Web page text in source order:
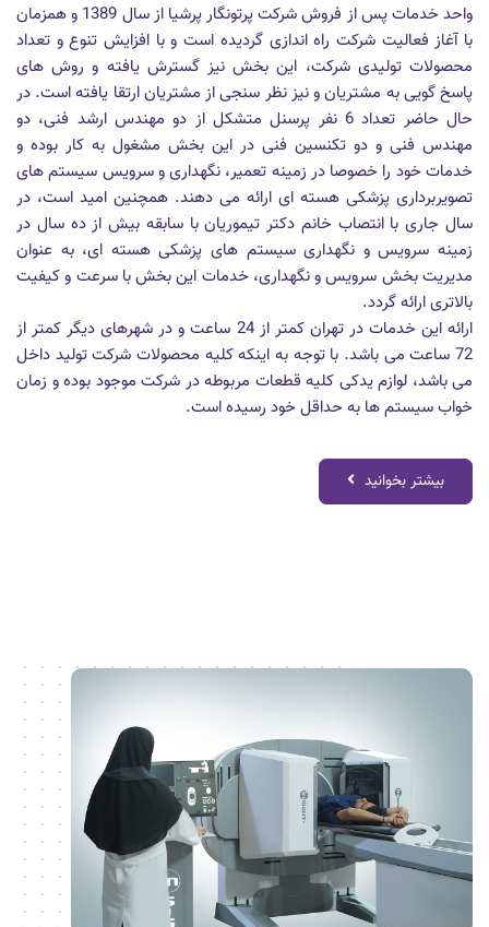
واحد خدمات پس از فروش شرکت پرتونگار پرشیا از سال 1389 و همزمان
با آغاز فعالیت شرکت راه اندازی گردیده است و با افزایش تنوع و تعداد
محصولات تولیدی شرکت، این بخش نیز گسترش یافته و روش های
پاسخ گویی به مشتریان و نیز نظر سنجی از مشتریان ارتقا یافته است. در
حال حاضر تعداد 6 نفر پرسنل متشکل از دو مهندس ارشد فنی، دو
مهندس فنی و دو تکنسین فنی در این بخش مشغول به کار بوده و
خدمات خود را خصوصا در زمینه تعمیر، نگهداری و سرویس سیستم های
تصویربرداری پزشکی هسته ای ارائه می دهند. همچنین امید است، در
سال جاری با انتصاب خانم دکتر تیموریان با سابقه بیش از ده سال در
زمینه سرویس و نگهداری سیستم های پزشکی هسته ای، به عنوان
مدیریت بخش سرویس و نگهداری، خدمات این بخش با سرعت و کیفیت
بالاتری ارائه گردد.
ارائه این خدمات در تهران کمتر از 24 ساعت و در شهرهای دیگر کمتر از
72 ساعت می باشد. با توجه به اینکه کلیه محصولات شرکت تولید داخل
می باشد، لوازم یدکی کلیه قطعات مربوطه در شرکت موجود بوده و زمان
خواب سیستم ها به حداقل خود رسیده است.
بیشتر بخوانید